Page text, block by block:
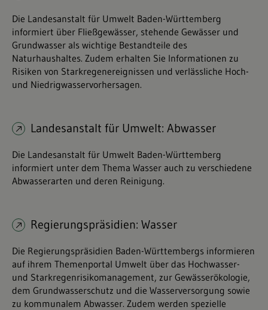
Die Landesanstalt für Umwelt Baden-Württemberg
informiert über Fließgewässer, stehende Gewässer und
Grundwasser als wichtige Bestandteile des
Naturhaushaltes. Zudem erhalten Sie Informationen zu
Risiken von Starkregenereignissen und verlässliche Hoch-
und Niedrigwasservorhersagen.
Landesanstalt für Umwelt: Abwasser
Die Landesanstalt für Umwelt Baden-Württemberg
informiert unter dem Thema Wasser auch zu verschiedene
Abwasserarten und deren Reinigung.
Regierungspräsidien: Wasser
Die Regierungspräsidien Baden-Württembergs informieren
auf ihrem Themenportal Umwelt über das Hochwasser-
und Starkregenrisikomanagement, zur Gewässerökologie,
dem Grundwasserschutz und die Wasserversorgung sowie
zu kommunalem Abwasser. Zudem werden spezielle